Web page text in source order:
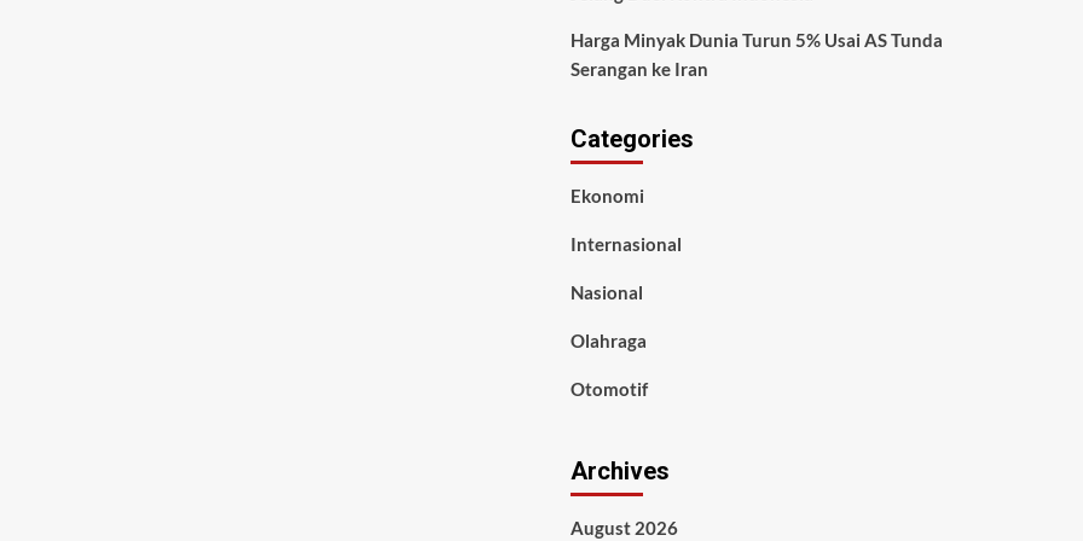
Harga Minyak Dunia Turun 5% Usai AS Tunda
Serangan ke Iran
Categories
Ekonomi
Internasional
Nasional
Olahraga
Otomotif
Archives
August 2026